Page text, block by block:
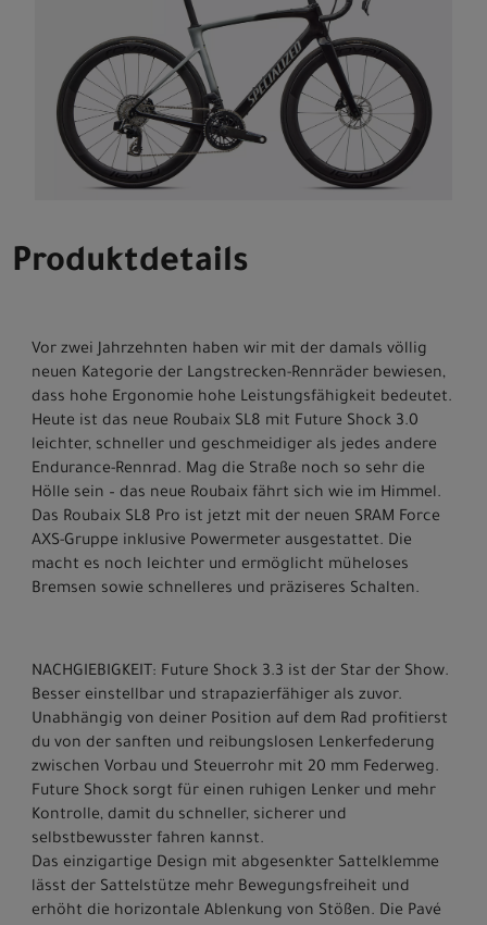
Produktdetails
Vor zwei Jahrzehnten haben wir mit der damals völlig
neuen Kategorie der Langstrecken-Rennräder bewiesen,
dass hohe Ergonomie hohe Leistungsfähigkeit bedeutet.
Heute ist das neue Roubaix SL8 mit Future Shock 3.0
leichter, schneller und geschmeidiger als jedes andere
Endurance-Rennrad. Mag die Straße noch so sehr die
Hölle sein – das neue Roubaix fährt sich wie im Himmel.
Das Roubaix SL8 Pro ist jetzt mit der neuen SRAM Force
AXS-Gruppe inklusive Powermeter ausgestattet. Die
macht es noch leichter und ermöglicht müheloses
Bremsen sowie schnelleres und präziseres Schalten.
NACHGIEBIGKEIT: Future Shock 3.3 ist der Star der Show.
Besser einstellbar und strapazierfähiger als zuvor.
Unabhängig von deiner Position auf dem Rad profitierst
du von der sanften und reibungslosen Lenkerfederung
zwischen Vorbau und Steuerrohr mit 20 mm Federweg.
Future Shock sorgt für einen ruhigen Lenker und mehr
Kontrolle, damit du schneller, sicherer und
selbstbewusster fahren kannst.
Das einzigartige Design mit abgesenkter Sattelklemme
lässt der Sattelstütze mehr Bewegungsfreiheit und
erhöht die horizontale Ablenkung von Stößen. Die Pavé